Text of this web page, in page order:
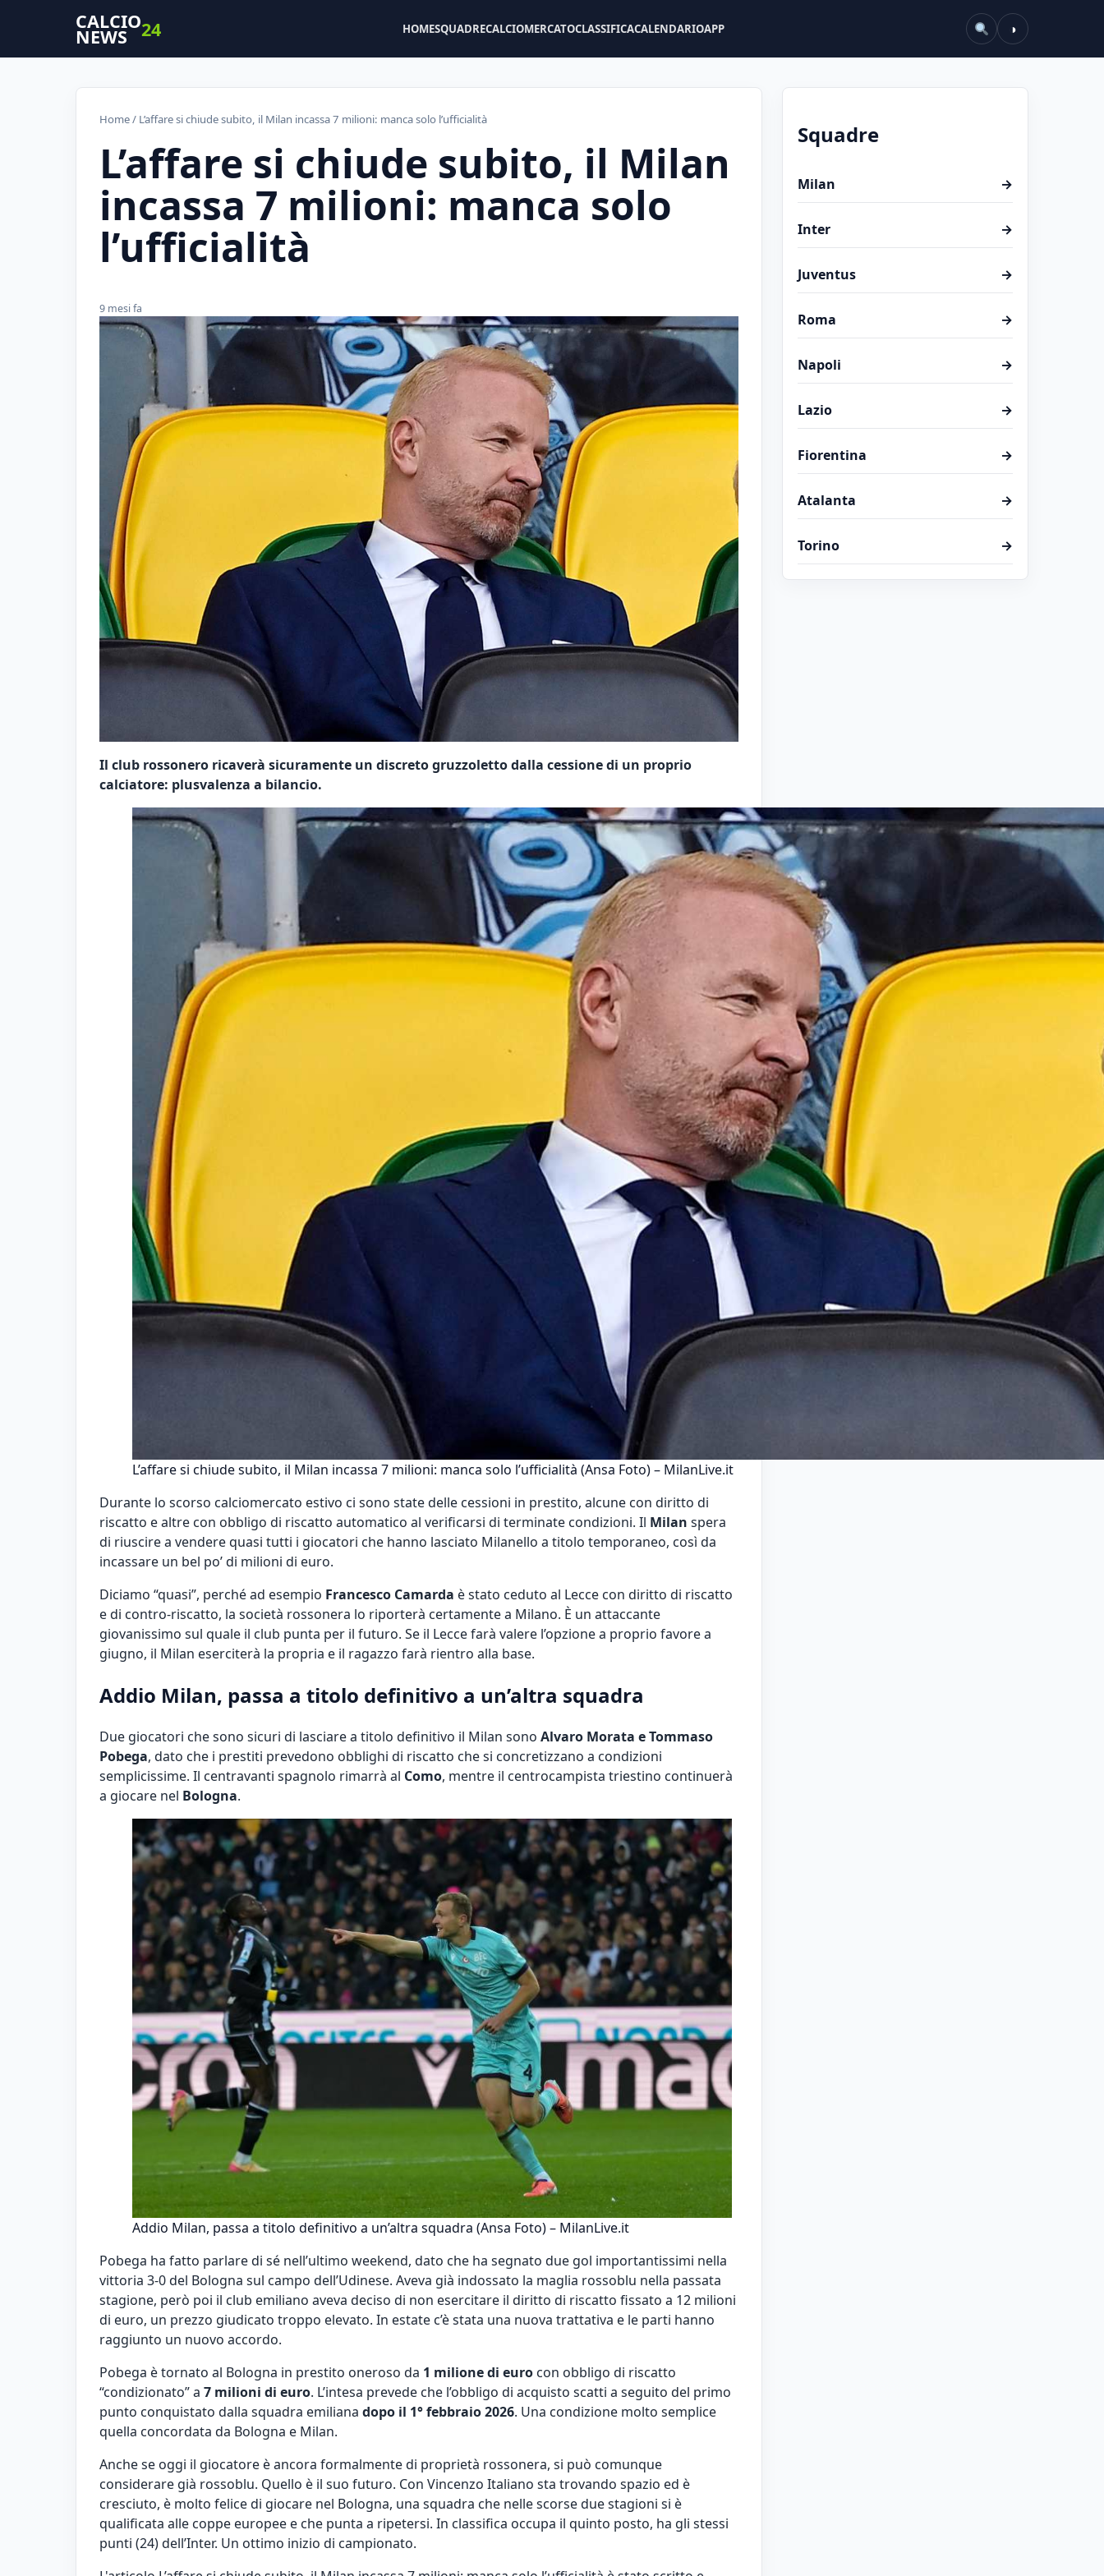
CALCIO
NEWS 24 HOMESQUADRECALCIOMERCATOCLASSIFICACALENDARIOAPP ◑
Home/ L’affare si chiude subito, il Milan incassa 7 milioni: manca solo l’ufficialità
L’affare si chiude subito, il Milan
incassa 7 milioni: manca solo
l’ufficialità
9 mesi fa
Il club rossonero ricaverà sicuramente un discreto gruzzoletto dalla cessione di un proprio
calciatore: plusvalenza a bilancio.
L’affare si chiude subito, il Milan incassa 7 milioni: manca solo l’ufficialità (Ansa Foto) – MilanLive.it
Durante lo scorso calciomercato estivo ci sono state delle cessioni in prestito, alcune con diritto di
riscatto e altre con obbligo di riscatto automatico al verificarsi di terminate condizioni. Il Milan spera
di riuscire a vendere quasi tutti i giocatori che hanno lasciato Milanello a titolo temporaneo, così da
incassare un bel po’ di milioni di euro.
Diciamo “quasi”, perché ad esempio Francesco Camarda è stato ceduto al Lecce con diritto di riscatto
e di contro-riscatto, la società rossonera lo riporterà certamente a Milano. È un attaccante
giovanissimo sul quale il club punta per il futuro. Se il Lecce farà valere l’opzione a proprio favore a
giugno, il Milan eserciterà la propria e il ragazzo farà rientro alla base.
Addio Milan, passa a titolo definitivo a un’altra squadra
Due giocatori che sono sicuri di lasciare a titolo definitivo il Milan sono Alvaro Morata e Tommaso
Pobega, dato che i prestiti prevedono obblighi di riscatto che si concretizzano a condizioni
semplicissime. Il centravanti spagnolo rimarrà al Como, mentre il centrocampista triestino continuerà
a giocare nel Bologna.
Addio Milan, passa a titolo definitivo a un’altra squadra (Ansa Foto) – MilanLive.it
Pobega ha fatto parlare di sé nell’ultimo weekend, dato che ha segnato due gol importantissimi nella
vittoria 3-0 del Bologna sul campo dell’Udinese. Aveva già indossato la maglia rossoblu nella passata
stagione, però poi il club emiliano aveva deciso di non esercitare il diritto di riscatto fissato a 12 milioni
di euro, un prezzo giudicato troppo elevato. In estate c’è stata una nuova trattativa e le parti hanno
raggiunto un nuovo accordo.
Pobega è tornato al Bologna in prestito oneroso da 1 milione di euro con obbligo di riscatto
“condizionato” a 7 milioni di euro. L’intesa prevede che l’obbligo di acquisto scatti a seguito del primo
punto conquistato dalla squadra emiliana dopo il 1° febbraio 2026. Una condizione molto semplice
quella concordata da Bologna e Milan.
Anche se oggi il giocatore è ancora formalmente di proprietà rossonera, si può comunque
considerare già rossoblu. Quello è il suo futuro. Con Vincenzo Italiano sta trovando spazio ed è
cresciuto, è molto felice di giocare nel Bologna, una squadra che nelle scorse due stagioni si è
qualificata alle coppe europee e che punta a ripetersi. In classifica occupa il quinto posto, ha gli stessi
punti (24) dell’Inter. Un ottimo inizio di campionato.
Squadre
Milan →
Inter →
Juventus →
Roma →
Napoli →
Lazio →
Fiorentina →
Atalanta →
Torino →